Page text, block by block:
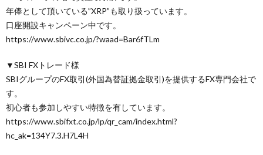
年俸として頂いている”XRP”も取り扱っています。
口座開設キャンペーン中です。
https://www.sbivc.co.jp/?waad=Bar6fTLm
▼SBI FXトレード様
SBIグループのFX取引(外国為替証拠金取引)を提供するFX専門会社で
す。
初心者も参加しやすい特徴を有しています。
https://www.sbifxt.co.jp/lp/qr_cam/index.html?
hc_ak=134Y7.3.H7L4H